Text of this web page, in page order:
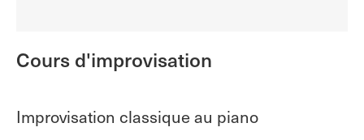
Cours d'improvisation
Improvisation classique au piano